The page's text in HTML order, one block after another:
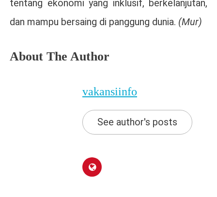
tentang ekonomi yang inklusif, berkelanjutan,
dan mampu bersaing di panggung dunia. (Mur)
About The Author
vakansiinfo
See author's posts